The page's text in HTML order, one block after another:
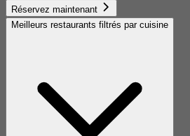
Réservez maintenant
Meilleurs restaurants filtrés par cuisine